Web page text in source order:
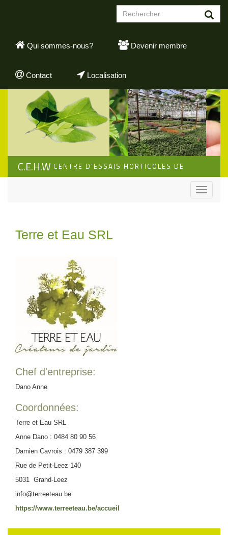
Formulaire
de
Qui sommes-nous? Devenir membre
Contact Localisation
C.E.H.W CENTRE D'ESSAIS HORTICOLES DE
Toggle
Terre et Eau SRL
Chef d'entreprise:
Dano Anne
Coordonnées:
Terre et Eau SRL
Anne Dano : 0484 80 90 56
Damien Cavrois : 0479 387 399
Rue de Petit-Leez 140
5031 Grand-Leez
info@terreeteau.be
https://www.terreeteau.be/accueil